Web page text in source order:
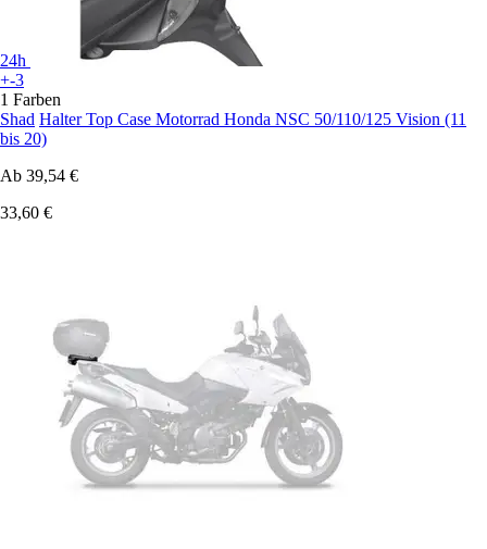
24h
+-3
1 Farben
Shad Halter Top Case Motorrad Honda NSC 50/110/125 Vision (11
bis 20)
Ab 39,54 €
33,60 €